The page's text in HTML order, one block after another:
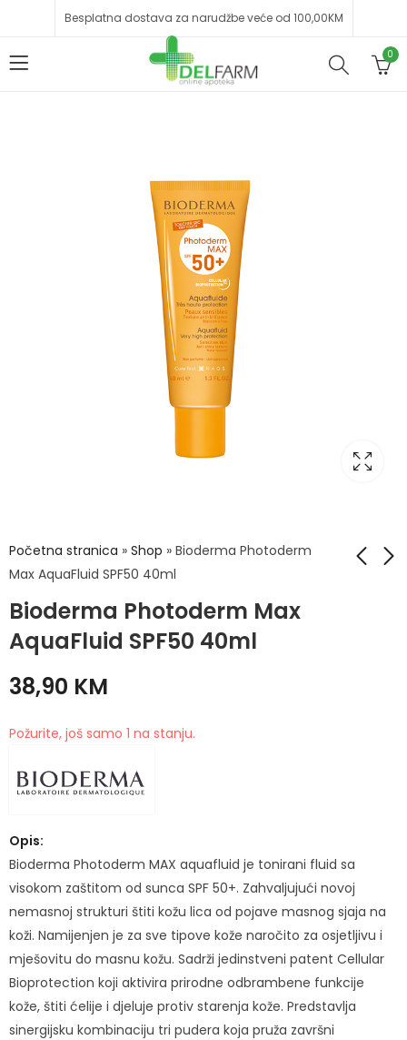
Besplatna dostava za narudžbe veće od 100,00KM
0
Početna stranica » Shop » Bioderma Photoderm
Max AquaFluid SPF50 40ml
Bioderma Photoderm Max
AquaFluid SPF50 40ml
Bioderma
Bioderma
38,90 KM
Požurite, još samo 1 na stanju.
Opis:
Bioderma Photoderm MAX aquafluid je tonirani fluid sa
visokom zaštitom od sunca SPF 50+. Zahvaljujući novoj
nemasnoj strukturi štiti kožu lica od pojave masnog sjaja na
koži. Namijenjen je za sve tipove kože naročito za osjetljivu i
mješovitu do masnu kožu. Sadrži jedinstveni patent Cellular
Bioprotection koji aktivira prirodne odbrambene funkcije
kože, štiti ćelije i djeluje protiv starenja kože. Predstavlja
sinergijsku kombinaciju tri pudera koja pruža završni